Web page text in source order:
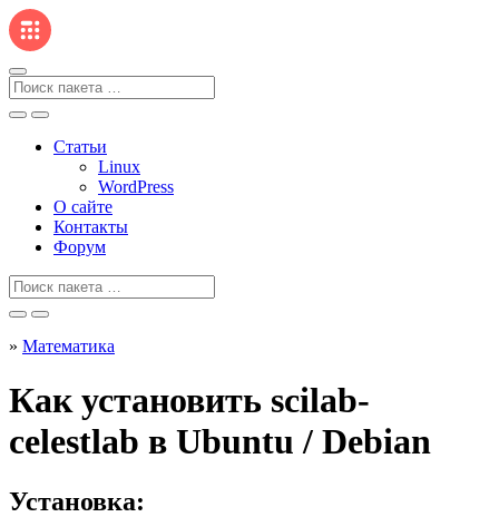
Перейти
к
содержанию
Поиск
для
Статьи
Linux
WordPress
О сайте
Контакты
Форум
Поиск
» Математика
Как установить scilab-
celestlab в Ubuntu / Debian
Установка: